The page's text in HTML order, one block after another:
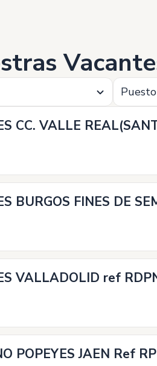
Puesto
CC. VALLE
BURGOS FINES DE
VALLADOLID ref
POPEYES JAEN Ref